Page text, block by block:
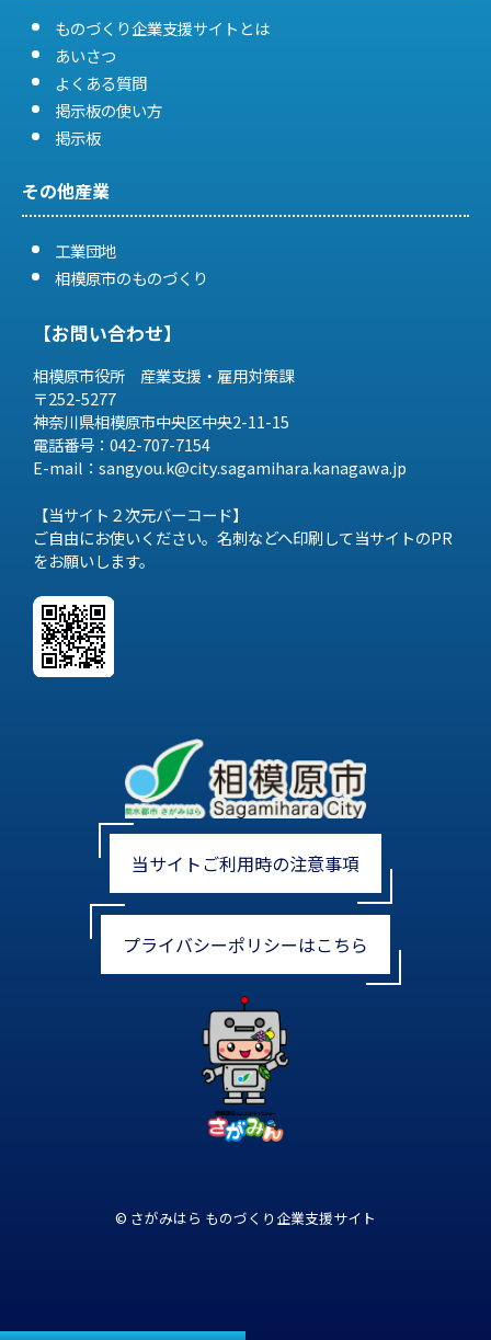
ものづくり企業支援サイトとは
あいさつ
よくある質問
掲示板の使い方
掲示板
その他産業
工業団地
相模原市のものづくり
【お問い合わせ】
相模原市役所 産業支援・雇用対策課
〒252-5277
神奈川県相模原市中央区中央2-11-15
電話番号：042-707-7154
E-mail：sangyou.k@city.sagamihara.kanagawa.jp
【当サイト２次元バーコード】
ご自由にお使いください。名刺などへ印刷して当サイトのPR
をお願いします。
当サイトご利用時の注意事項
プライバシーポリシーはこちら
© さがみはら ものづくり企業支援サイト